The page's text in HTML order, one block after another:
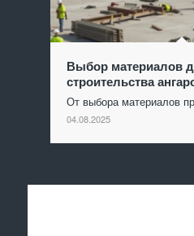
Выбор материалов
строительства
От выбора материалов
04.08.2025